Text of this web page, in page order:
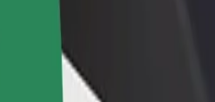
Central Poland (LCJ)